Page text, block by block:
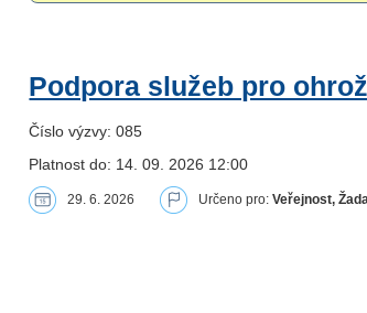
Podpora služeb pro
Číslo výzvy: 085
Platnost do: 14. 09. 2026 12:00
29. 6. 2026 Určeno pro:Veřejnost,